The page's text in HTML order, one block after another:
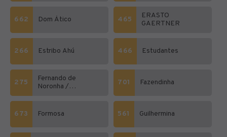
662 Dom Ático 465
ERASTO
GAERTNER
266 Estribo Ahú 466 Estudantes
275
Fernando de
Noronha /
701 Fazendinha
673 Formosa 561 Guilhermina